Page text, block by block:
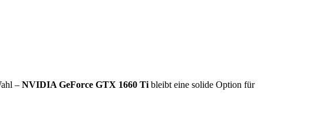
– NVIDIA GeForce GTX 1660 Ti bleibt eine solide Option für